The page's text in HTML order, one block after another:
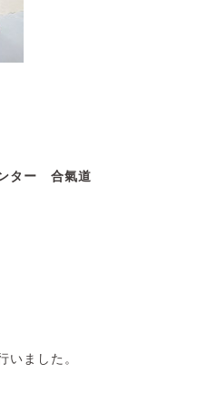
ター 合氣道
ました。